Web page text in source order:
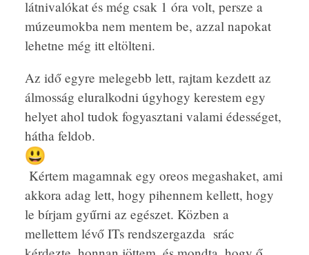
látnivalókat és még csak 1 óra volt, persze a
múzeumokba nem mentem be, azzal napokat
lehetne még itt eltölteni.
Az idő egyre melegebb lett, rajtam kezdett az
álmosság eluralkodni úgyhogy kerestem egy
helyet ahol tudok fogyasztani valami édességet,
hátha feldob.
Kértem magamnak egy oreos megashaket, ami
akkora adag lett, hogy pihennem kellett, hogy
le bírjam gyűrni az egészet. Közben a
mellettem lévő ITs rendszergazda srác